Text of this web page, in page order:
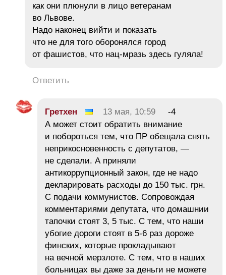
как они плюнули в лицо ветеранам
во Львове.
Надо наконец вийти и показать
что не для того оборонялся город
от фашистов, что нац-мразь здесь гуляла!
Ответить
Гретхен 13 мая, 10:59
-4
А может стоит обратить внимание
и побороться тем, что ПР обещала снять
неприкосновенность с депутатов, —
не сделали. А приняли
антикоррупционный закон, где не надо
декларировать расходы до 150 тыс. грн.
С подачи коммунистов. Сопровождая
комментариями депутата, что домашнии
тапочки стоят 3, 5 тыс. С тем, что наши
убогие дороги стоят в 5-6 раз дороже
финских, которые прокладывают
на вечной мерзлоте. С тем, что в наших
больницах вы даже за деньги не можете